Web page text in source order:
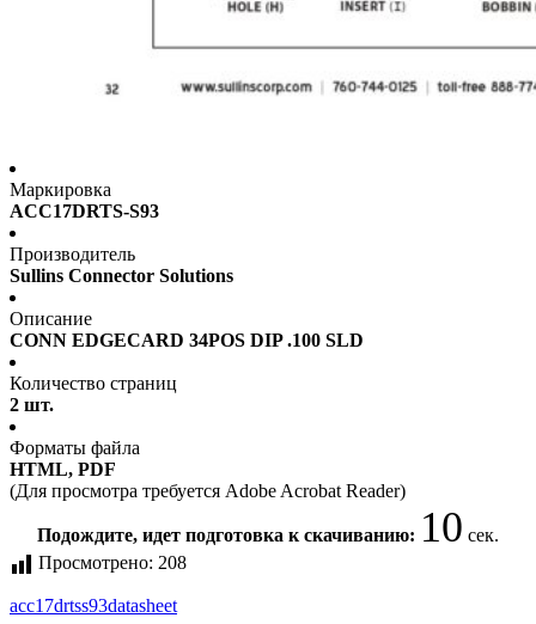
Маркировка
ACC17DRTS-S93
Производитель
Sullins Connector Solutions
Описание
CONN EDGECARD 34POS DIP .100 SLD
Количество страниц
2 шт.
Форматы файла
HTML, PDF
(Для просмотра требуется Adobe Acrobat Reader)
Подождите, идет подготовка к скачиванию: 10 сек.
Просмотрено: 208
acc17drtss93datasheet